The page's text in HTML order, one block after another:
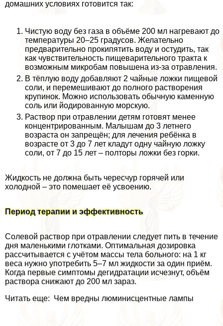
домашних условиях готовится так:
Чистую воду без газа в объёме 200 мл нагревают до
температуры 20–25 градусов. Желательно
предварительно прокипятить воду и остудить, так
как чувствительность пищеварительного тpaкта к
возможным микробам повышена из-за отравления.
В тёплую воду добавляют 2 чайные ложки пищевой
соли, и перемешивают до полного растворения
крупинок. Можно использовать обычную каменную
соль или йодированную морскую.
Раствор при отравлении детям готовят менее
концентрированным. Малышам до 3 летнего
возраста он запрещён; для лечения ребёнка в
возрасте от 3 до 7 лет кладут одну чайную ложку
соли, от 7 до 15 лет – полторы ложки без горки.
Жидкость не должна быть чересчур горячей или
холодной – это помешает её усвоению.
Период терапии и эффективность
Солевой раствор при отравлении следует пить в течение
дня маленькими глотками. Оптимальная дозировка
рассчитывается с учётом массы тела больного: на 1 кг
веса нужно употребить 5–7 мл жидкости за один приём.
Когда первые симптомы дегидратации исчезнут, объём
раствора снижают до 200 мл зараз.
Читать еще: Чем вредны люминисцентные лампы